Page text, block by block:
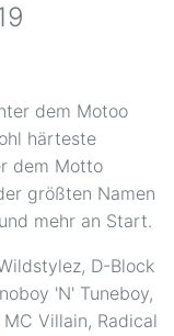
dem Motoo
härteste
dem Motto
größten Namen
mehr an Start.
D-Block
'N' Tuneboy,
Villain, Radical